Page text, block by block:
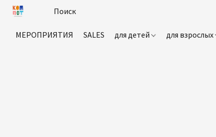
МЕРОПРИЯТИЯ SALES для детей для взрослых